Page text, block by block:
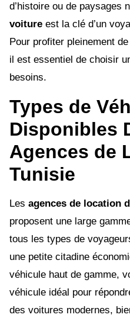
d’histoire ou de paysages
voiture est la clé d’un
Pour profiter pleinement
il est essentiel de choisir
besoins.
Types de
Disponibles
Agences de
Tunisie
Les agences de location
proposent une large
tous les types de
une petite citadine
véhicule haut de gamme,
véhicule idéal pour
des voitures modernes,